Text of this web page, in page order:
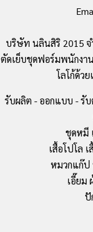
บริษัท นลินสิริ 2015 จ
ตัดเย็บชุดฟอร์มพนักงา
โลโก้ด้ว
รับผลิต - ออกแบบ - รั
ชุดหมี
เสื้อโปโล
หมวกแก๊ป
เอี๊ยม
ปั